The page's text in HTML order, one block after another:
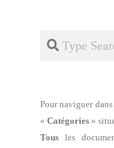
Search
Pour naviguer
« Catégories »
Tous les